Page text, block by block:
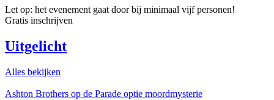
Let op: het evenement gaat door bij minimaal vijf personen!
Gratis inschrijven
Uitgelicht
Alles bekijken
Ashton Brothers op de Parade optie moordmysterie